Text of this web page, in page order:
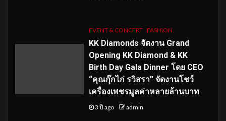
EVENT & CONCERT FASHION
KK Diamonds จัดงาน Grand
Opening KK Diamond & KK
Birth Day Gala Dinner โดย CEO
“คุณกุ๊กไก่ รวิสรา” จัดงานโชว์
เครื่องเพชรมูลค่าหลายล้านบาท
3 ปี ago admin